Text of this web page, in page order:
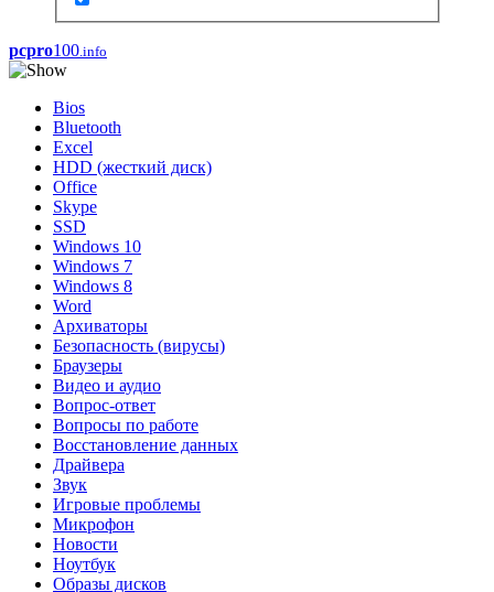
pcpro100.info
Bios
Bluetooth
Excel
HDD (жесткий диск)
Office
Skype
SSD
Windows 10
Windows 7
Windows 8
Word
Архиваторы
Безопасность (вирусы)
Браузеры
Видео и аудио
Вопрос-ответ
Вопросы по работе
Восстановление данных
Драйвера
Звук
Игровые проблемы
Микрофон
Новости
Ноутбук
Образы дисков